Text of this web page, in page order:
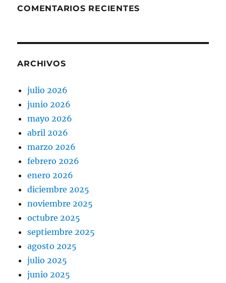
COMENTARIOS RECIENTES
ARCHIVOS
julio 2026
junio 2026
mayo 2026
abril 2026
marzo 2026
febrero 2026
enero 2026
diciembre 2025
noviembre 2025
octubre 2025
septiembre 2025
agosto 2025
julio 2025
junio 2025